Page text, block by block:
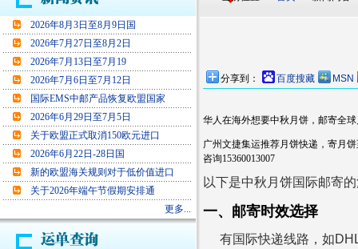
2026年8月3日至8月9日国
2026年7月27日至8月2日
2026年7月13日至7月19
2026年7月6日至7月12日
国际EMS中邮产品恢复欧盟国家
2026年6月29日至7月5日
关于欧盟正式取消150欧元进口
2026年6月22日-28日国
新的欧盟海关规则对于低价值进口
关于2026年端午节假期安排通
更多...
分享到： 百度搜藏 MSN
华人在海外想要中秋月饼，邮寄全
广州文捷集运推荐月饼快递，寄月
咨询15360013007
以下是中秋月饼国际邮寄
一、邮寄时效选择
有国际快递线路，如